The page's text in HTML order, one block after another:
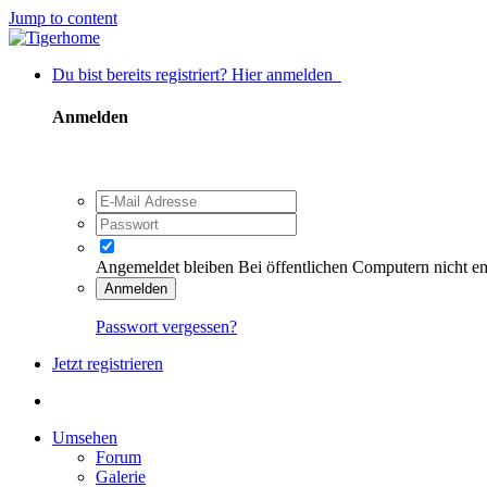
Jump to content
Du bist bereits registriert? Hier anmelden
Anmelden
Angemeldet bleiben Bei öffentlichen Computern nicht
Anmelden
Passwort vergessen?
Jetzt registrieren
Umsehen
Forum
Galerie